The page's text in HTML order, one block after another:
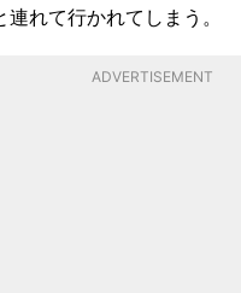
れて行かれてしまう。
ADVERTISEMENT